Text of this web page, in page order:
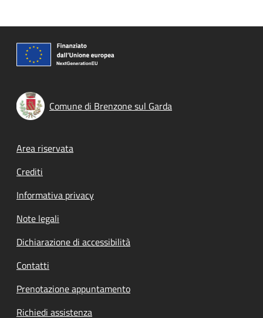
Comune di Brenzone sul Garda
Footer menu
Area riservata
Crediti
Informativa privacy
Note legali
Dichiarazione di accessibilità
Contatti
Prenotazione appuntamento
Richiedi assistenza